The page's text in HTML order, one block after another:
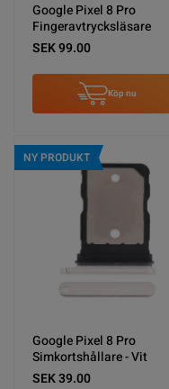
Google Pixel 8 Pro
Fingeravtrycksläsare
SEK 99.00
Köp nu
NY PRODUKT
Google Pixel 8 Pro
Simkortshållare - Vit
SEK 39.00